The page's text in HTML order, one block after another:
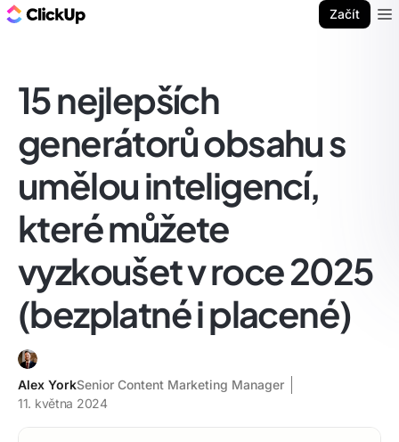
Začít
15 nejlepších
generátorů obsahu s
umělou inteligencí,
které můžete
vyzkoušet v roce 2025
(bezplatné i placené)
Alex YorkSenior Content Marketing Manager
11. května 2024